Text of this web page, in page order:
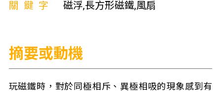
關鍵字
磁浮,長方形磁鐵,風扇
摘要或動機
玩磁鐵時，對於同極相斥、異極相吸的現象感到有